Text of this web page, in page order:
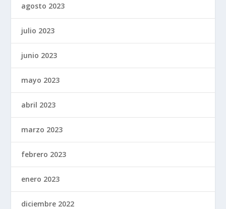
agosto 2023
julio 2023
junio 2023
mayo 2023
abril 2023
marzo 2023
febrero 2023
enero 2023
diciembre 2022